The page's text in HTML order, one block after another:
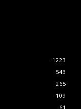
1223
543
265
109
61